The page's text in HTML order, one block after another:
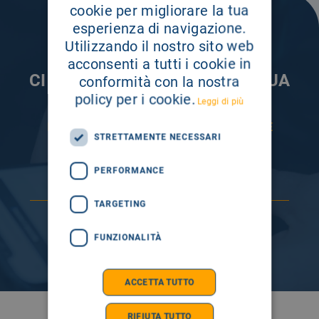
CI PRENDIAMO CURA DELLA TUA
INFORMAZIONE
ISCRIVITI AI NOSTRI CANALI PER RESTARE
SEMPRE AGGIORNATO
cookie per migliorare la tua
esperienza di navigazione.
Utilizzando il nostro sito web
acconsenti a tutti i cookie in
conformità con la nostra
policy per i cookie. Leggi di più
STRETTAMENTE NECESSARI
PERFORMANCE
TARGETING
FUNZIONALITÀ
ACCETTA TUTTO
RIFIUTA TUTTO